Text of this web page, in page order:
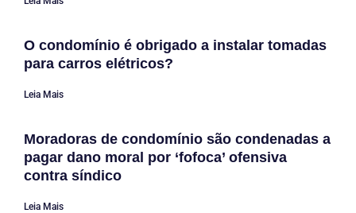
O condomínio é obrigado a instalar tomadas
para carros elétricos?
Leia Mais
Moradoras de condomínio são condenadas a
pagar dano moral por ‘fofoca’ ofensiva
contra síndico
Leia Mais